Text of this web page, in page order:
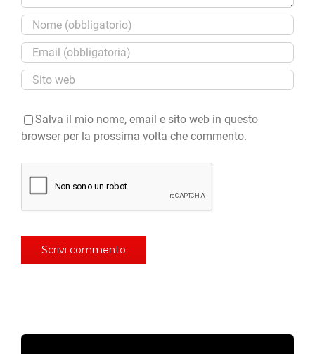
Salva il mio nome, email e sito web in questo
browser per la prossima volta che commento.